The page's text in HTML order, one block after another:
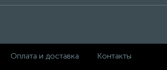
Оплата и доставка Контакты